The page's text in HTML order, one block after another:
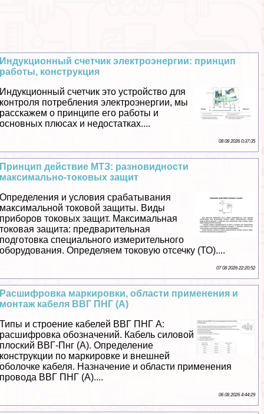
Индукционный счетчик электроэнергии: принцип
работы, конструкция
Индукционный счетчик это устройство для
контроля потрeбления электроэнергии, мы
расскажем о принципе его работы и
основных плюсах и недостатках....
08 08 2026 0:37:35
Принцип действие МТЗ: разновидности
максимально-токовых защит
Определения и условия сpaбатывания
максимальной токовой защиты. Виды
приборов токовых защит. Максимальная
токовая защита: предварительная
подготовка специального измерительного
оборудования. Определяем токовую отсечку (ТО)....
07 08 2026 22:20:52
Расшифровка маркировки, области применения и
монтаж кабеля ВВГ ПНГ (А)
Типы и строение кабелей ВВГ ПНГ А:
расшифровка обозначений. Кабель силовой
плоский ВВГ-Пнг (А). Определение
конструкции по маркировке и внешней
оболочке кабеля. Назначение и области применения
провода ВВГ ПНГ (А)....
06 08 2026 4:44:29